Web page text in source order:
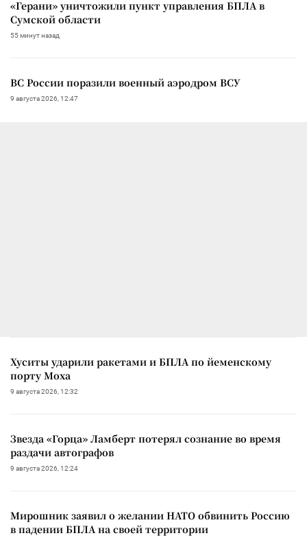
«Герани» уничтожили пункт управления БПЛА в
Сумской области
55 минут назад
ВС России поразили военный аэродром ВСУ
9 августа 2026, 12:47
Хуситы ударили ракетами и БПЛА по йеменскому
порту Моха
9 августа 2026, 12:32
Звезда «Горца» Ламберт потерял сознание во время
раздачи автографов
9 августа 2026, 12:24
Мирошник заявил о желании НАТО обвинить Россию
в падении БПЛА на своей территории